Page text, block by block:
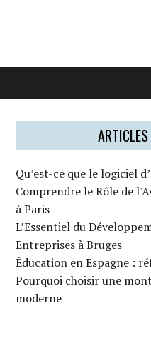
Qu’est-ce que le logiciel
Comprendre le Rôle de
à Paris
L’Essentiel du
Entreprises à Bruges
Éducation en Espagne :
Pourquoi choisir une
moderne